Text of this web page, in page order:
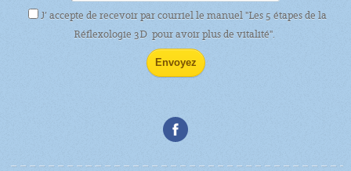
J’ accepte de recevoir par courriel le manuel "Les 5 étapes de la
Réflexologie 3D pour avoir plus de vitalité".